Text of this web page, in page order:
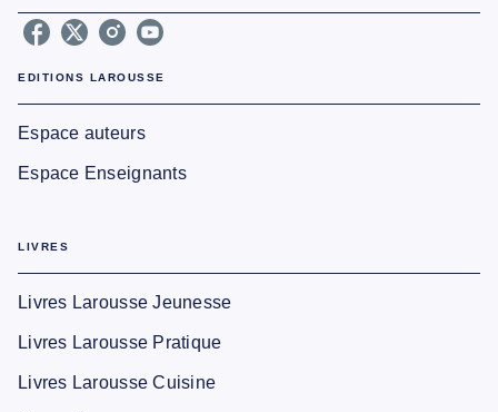
EDITIONS LAROUSSE
Espace auteurs
Espace Enseignants
LIVRES
Livres Larousse Jeunesse
Livres Larousse Pratique
Livres Larousse Cuisine